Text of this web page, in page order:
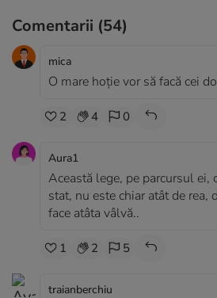
Comentarii (54)
mica
O mare hoție vor să facă cei
2 4 0
Aura1
Această lege, pe parcursul ei,
stat, nu este chiar atât de rea,
face atâta vâlvă..
1 2 5
traianberchiu